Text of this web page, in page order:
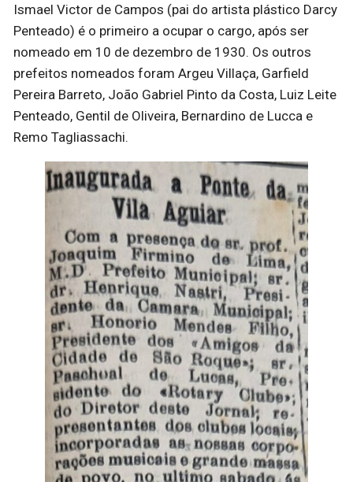
Ismael Victor de Campos (pai do artista plástico Darcy
Penteado) é o primeiro a ocupar o cargo, após ser
nomeado em 10 de dezembro de 1930. Os outros
prefeitos nomeados foram Argeu Villaça, Garfield
Pereira Barreto, João Gabriel Pinto da Costa, Luiz Leite
Penteado, Gentil de Oliveira, Bernardino de Lucca e
Remo Tagliassachi.